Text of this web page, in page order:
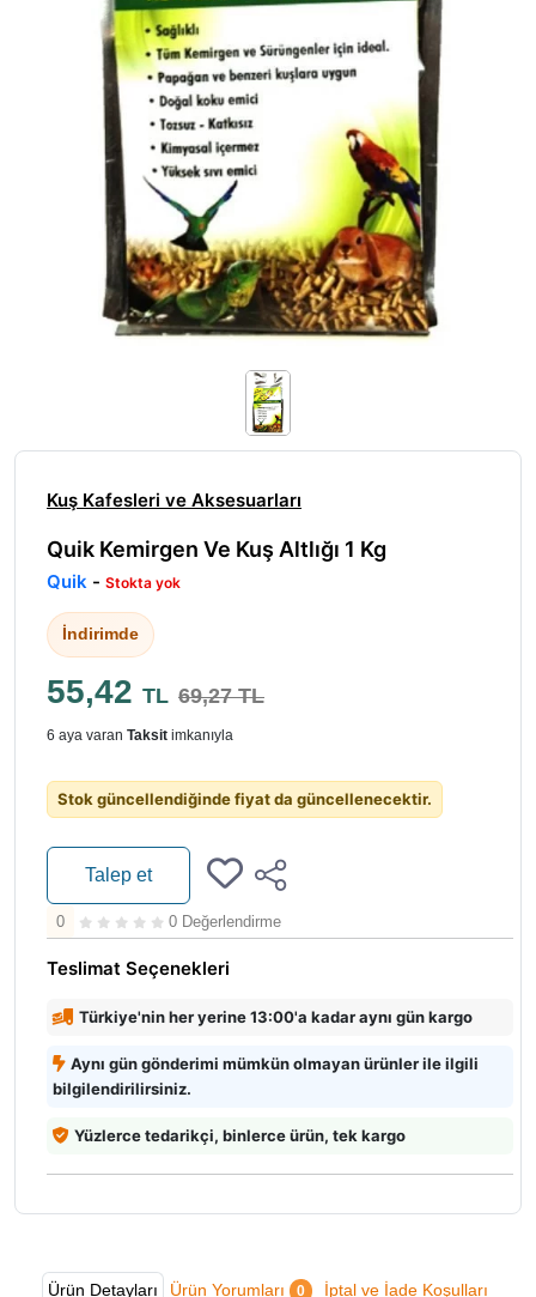
Kuş Kafesleri ve Aksesuarları
Quik Kemirgen Ve Kuş Altlığı 1 Kg
Quik - Stokta yok
İndirimde
55,42 TL 69,27 TL
6 aya varan Taksit imkanıyla
Stok güncellendiğinde fiyat da güncellenecektir.
Talep et
0 0 Değerlendirme
Teslimat Seçenekleri
Türkiye'nin her yerine 13:00'a kadar aynı gün kargo
Aynı gün gönderimi mümkün olmayan ürünler ile ilgili
bilgilendirilirsiniz.
Yüzlerce tedarikçi, binlerce ürün, tek kargo
Ürün Detayları Ürün Yorumları 0 İptal ve İade Koşulları